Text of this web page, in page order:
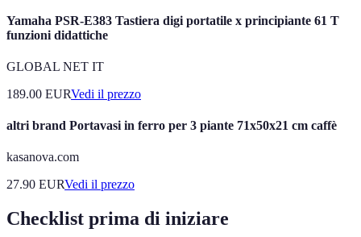
Yamaha PSR-E383 Tastiera digi portatile x principiante 61 T
funzioni didattiche
GLOBAL NET IT
189.00 EURVedi il prezzo
altri brand Portavasi in ferro per 3 piante 71x50x21 cm caffè
kasanova.com
27.90 EURVedi il prezzo
Checklist prima di iniziare